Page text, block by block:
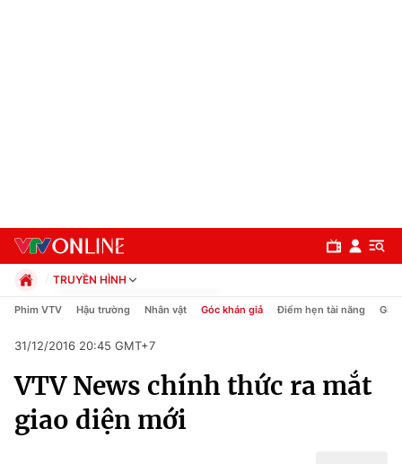
Chuyên mục
Chính trị
TRUYỀN HÌNH
Chính trị
Pháp luật
Kinh tế
Thể thao
Truyền hình
Phim VTV Hậu trường Nhân vật Góc khán giả Điểm hẹn tài năng Giải
31/12/2016 20:45 GMT+7
VTV News chính thức ra mắt
giao diện mới